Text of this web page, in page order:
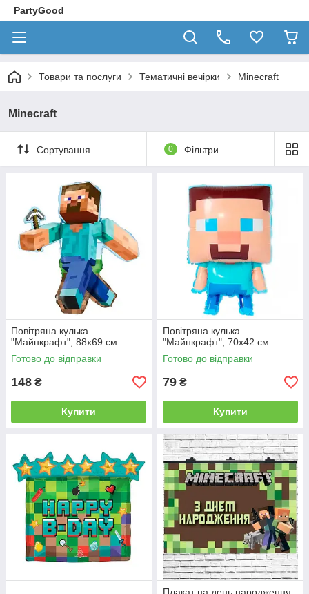
PartyGood
Товари та послуги Тематичні вечірки Minecraft
Minecraft
Сортування 0 Фільтри
Повітряна кулька
"Майнкрафт", 88х69 см
Готово до відправки
148 ₴
Купити
Повітряна кулька
"Майнкрафт", 70х42 см
Готово до відправки
79 ₴
Купити